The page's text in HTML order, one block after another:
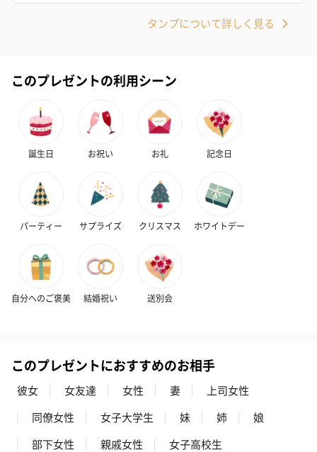
タンプについて詳しく見る
このプレゼントの利用シーン
誕生日 お祝い お礼 記念日
パーティー サプライズ クリスマス ホワイトデー
自分へのご褒美 結婚祝い 送別会
このプレゼントにおすすめのお相手
彼女 女友達 女性 妻
上司女性
同僚女性
女子大学生 妹 姉
娘
部下女性
親戚女性 女子高校生